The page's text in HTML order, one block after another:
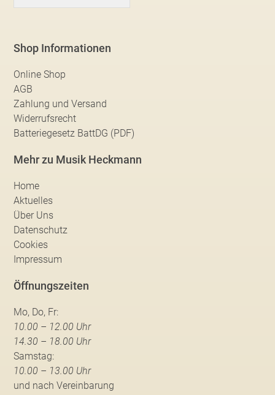
Shop Informationen
Online Shop
AGB
Zahlung und Versand
Widerrufsrecht
Batteriegesetz BattDG (PDF)
Mehr zu Musik Heckmann
Home
Aktuelles
Über Uns
Datenschutz
Cookies
Impressum
Öffnungszeiten
Mo, Do, Fr:
10.00 – 12.00 Uhr
14.30 – 18.00 Uhr
Samstag:
10.00 – 13.00 Uhr
und nach Vereinbarung